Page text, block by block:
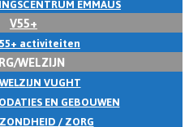
V55+
55+ activiteiten
WELZIJN
VUGHT
EN GEBOUWEN
/ ZORG